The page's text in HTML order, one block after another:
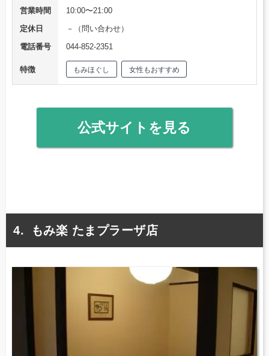
営業時間
10:00〜21:00
定休日
－（問い合わせ）
電話番号
044-852-2351
特徴 もみほぐし 女性もおすすめ
公式サイトを見る
もみ楽 たまプラーザ店